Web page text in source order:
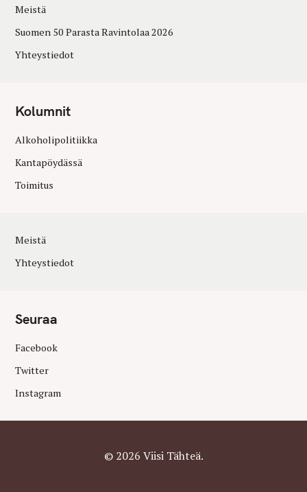
Meistä
Suomen 50 Parasta Ravintolaa 2026
Yhteystiedot
Kolumnit
Alkoholipolitiikka
Kantapöydässä
Toimitus
Meistä
Yhteystiedot
Seuraa
Facebook
Twitter
Instagram
© 2026 Viisi Tähteä.